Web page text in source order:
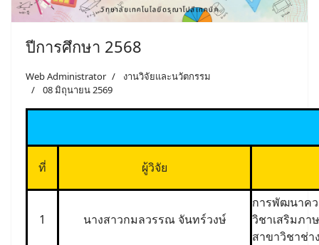
ปีการศึกษา 2568
Web Administrator
งานวิจัยและนวัตกรรม
08 มิถุนายน 2569
ที่ ผู้วิจัย
1 นางสาวกมลวรรณ จันทร์วงษ์
การพัฒนาค
วิชาเสริมภา
สาขาวิชาช่า